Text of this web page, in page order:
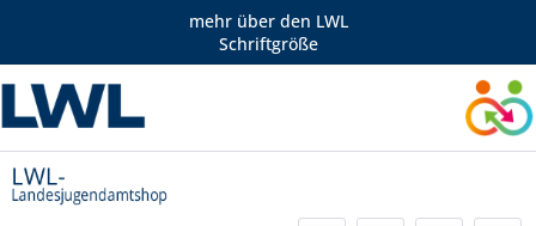
mehr über den LWL
Schriftgröße